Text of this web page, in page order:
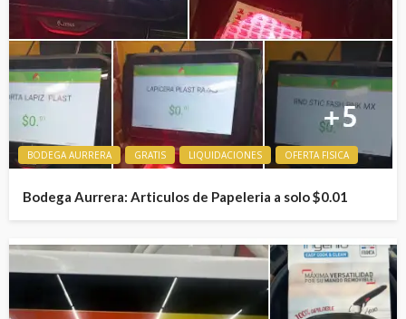
BODEGA AURRERA GRATIS LIQUIDACIONES OFERTA FISICA
Bodega Aurrera: Articulos de Papeleria a solo $0.01